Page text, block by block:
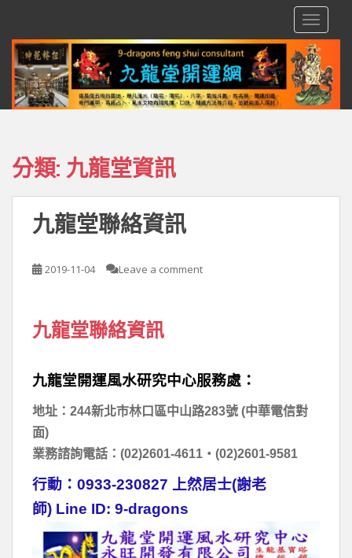
分類: 九龍堂資訊
九龍堂聯絡資訊
2019-11-04 Leave a comment
九龍堂聯絡資訊
九龍堂開運風水研究中心服務處：
地址： 244新北市林口區中山路283號 (中華電信對
面)
業務諮詢電話： (02)2601-4611 ‧ (02)2601-9581
行動： 0933-230827 上然居士(謝老
師) Line ID: 9-dragons